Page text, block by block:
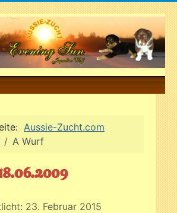
Aussie-Zucht.com
A Wurf
23. Februar 2015